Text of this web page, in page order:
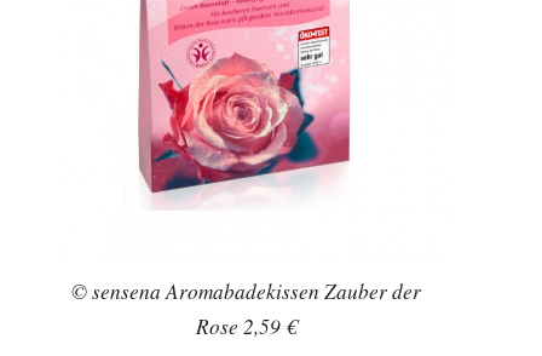
© sensena Aromabadekissen Zauber der
Rose 2,59 €